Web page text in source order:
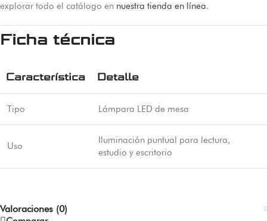
explorar todo el catálogo en nuestra tienda en línea.
Ficha técnica
Característica Detalle
Tipo Lámpara LED de mesa
Uso
Iluminación puntual para lectura,
estudio y escritorio
Valoraciones (0)